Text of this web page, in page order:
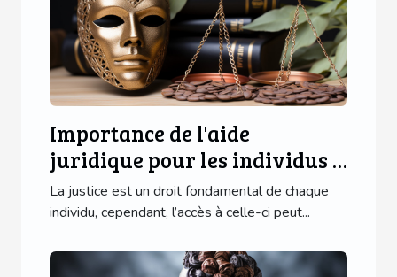
Importance de l'aide
juridique pour les individus à
faible revenu
La justice est un droit fondamental de chaque
individu, cependant, l’accès à celle-ci peut...